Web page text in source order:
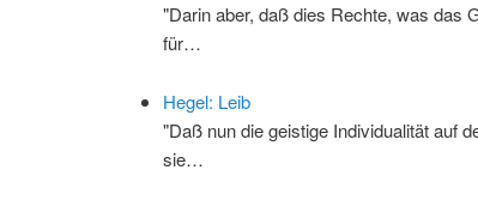
"Darin aber, daß dies Rechte, was das
für…
Hegel: Leib
"Daß nun die geistige Individualität auf
sie…